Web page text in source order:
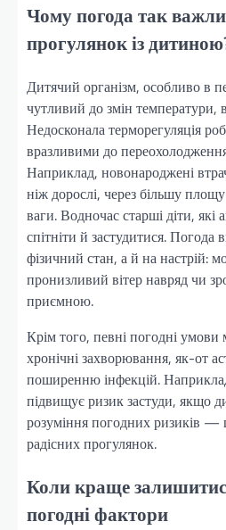
Чому погода так
прогулянок із
Дитячий організм, особливо в
чутливий до змін температури,
Недосконала терморегуляція
вразливими до
Наприклад, новонароджені
ніж дорослі, через більшу
ваги. Водночас старші діти,
спітніти й застудитися.
фізичний стан, а й на настрій:
пронизливий вітер навряд чи
приємною.
Крім того, певні погодні
хронічні захворювання, як-от
поширенню інфекцій.
підвищує ризик застуди, якщо
розуміння погодних ризиків —
радісних прогулянок.
Коли краще
погодні фактори